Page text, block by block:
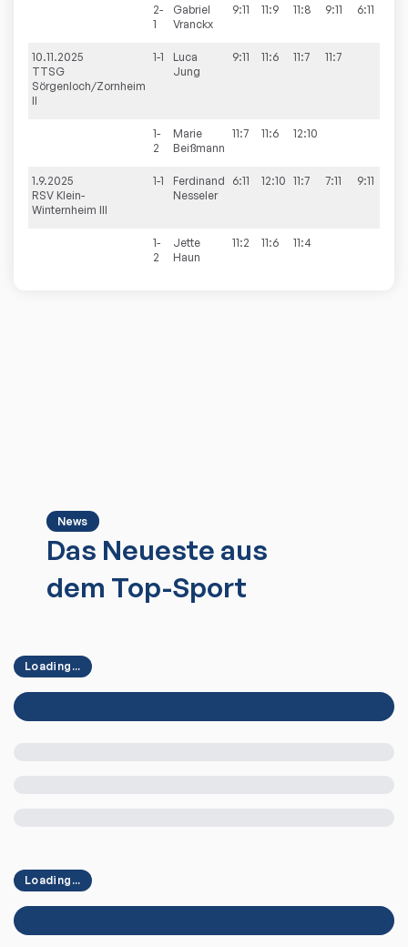
2-
1
Gabriel
Vranckx
9:11 11:9 11:8 9:11 6:11
10.11.2025
TTSG
Sörgenloch/Zornheim
II
1-1
Luca
Jung
9:11 11:6 11:7 11:7
1-
2
Marie
Beißmann
11:7 11:6 12:10
1.9.2025
RSV Klein-
Winternheim III
1-1
Ferdinand
Nesseler
6:11 12:10 11:7 7:11 9:11
1-
2
Jette
Haun
11:2 11:6 11:4
News
Das Neueste aus
dem Top-Sport
Loading...
Loading...